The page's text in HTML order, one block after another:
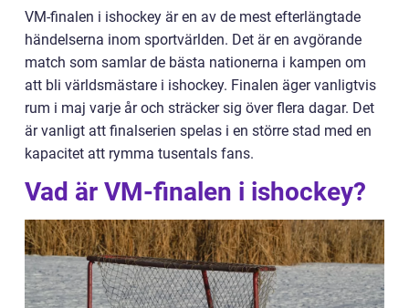
VM-finalen i ishockey är en av de mest efterlängtade
händelserna inom sportvärlden. Det är en avgörande
match som samlar de bästa nationerna i kampen om
att bli världsmästare i ishockey. Finalen äger vanligtvis
rum i maj varje år och sträcker sig över flera dagar. Det
är vanligt att finalserien spelas i en större stad med en
kapacitet att rymma tusentals fans.
Vad är VM-finalen i ishockey?